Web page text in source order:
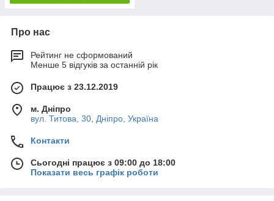
Про нас
Рейтинг не сформований
Менше 5 відгуків за останній рік
Працює з 23.12.2019
м. Дніпро
вул. Титова, 30, Дніпро, Україна
Контакти
Сьогодні працює з 09:00 до 18:00
Показати весь графік роботи